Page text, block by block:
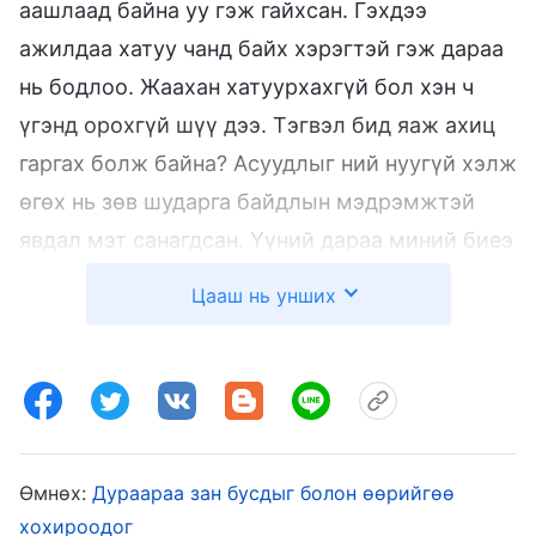
аашлаад байна уу гэж гайхсан. Гэхдээ
ажилдаа хатуу чанд байх хэрэгтэй гэж дараа
нь бодлоо. Жаахан хатуурхахгүй бол хэн ч
үгэнд орохгүй шүү дээ. Тэгвэл бид яаж ахиц
гаргах болж байна? Асуудлыг ний нуугүй хэлж
өгөх нь зөв шударга байдлын мэдрэмжтэй
явдал мэт санагдсан. Үүний дараа миний биеэ
зүйл дээр эцсийн шийдвэр гаргах ёстой
мэт санагдсан учир ажлынхаа хэсэг болгоныг
үргэлж өөрийнхөө хүссэн юмыг хийдэг учир
Цааш нь унших
Өмнөх: Дураараа зан бусдыг болон өөрийгөө
хохироодог